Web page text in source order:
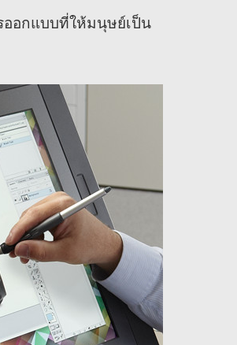
ออกแบบที่ให้มนุษย์เป็น